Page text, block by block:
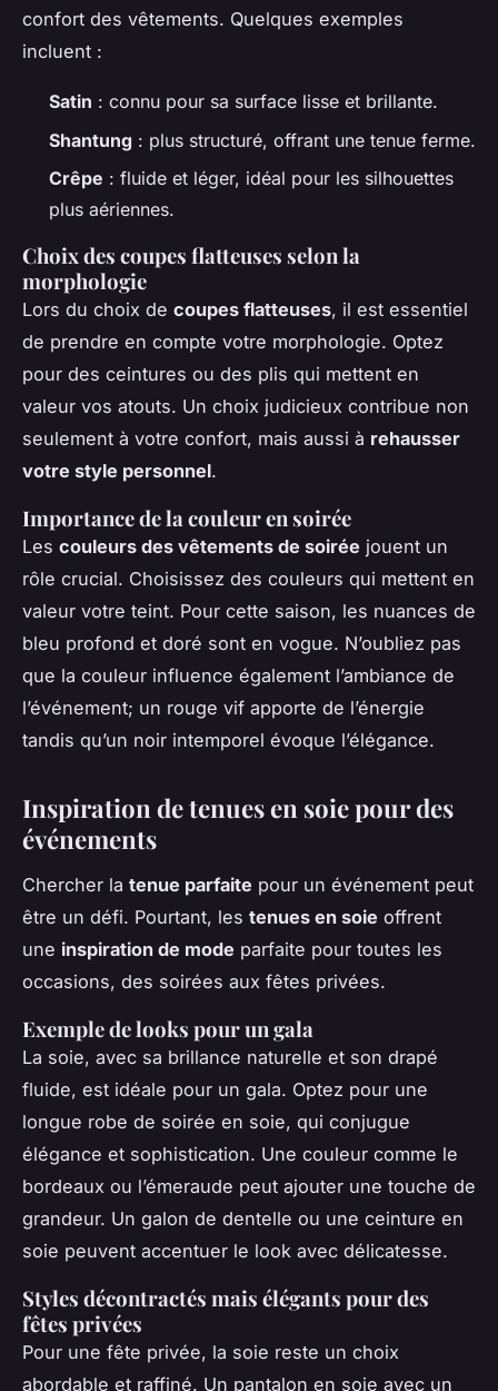
confort des vêtements. Quelques exemples
incluent :
Satin : connu pour sa surface lisse et brillante.
Shantung : plus structuré, offrant une tenue ferme.
Crêpe : fluide et léger, idéal pour les silhouettes
plus aériennes.
Choix des coupes flatteuses selon la
morphologie
Lors du choix de coupes flatteuses, il est essentiel
de prendre en compte votre morphologie. Optez
pour des ceintures ou des plis qui mettent en
valeur vos atouts. Un choix judicieux contribue non
seulement à votre confort, mais aussi à rehausser
votre style personnel.
Importance de la couleur en soirée
Les couleurs des vêtements de soirée jouent un
rôle crucial. Choisissez des couleurs qui mettent en
valeur votre teint. Pour cette saison, les nuances de
bleu profond et doré sont en vogue. N’oubliez pas
que la couleur influence également l’ambiance de
l’événement; un rouge vif apporte de l’énergie
tandis qu’un noir intemporel évoque l’élégance.
Inspiration de tenues en soie pour des
événements
Chercher la tenue parfaite pour un événement peut
être un défi. Pourtant, les tenues en soie offrent
une inspiration de mode parfaite pour toutes les
occasions, des soirées aux fêtes privées.
Exemple de looks pour un gala
La soie, avec sa brillance naturelle et son drapé
fluide, est idéale pour un gala. Optez pour une
longue robe de soirée en soie, qui conjugue
élégance et sophistication. Une couleur comme le
bordeaux ou l’émeraude peut ajouter une touche de
grandeur. Un galon de dentelle ou une ceinture en
soie peuvent accentuer le look avec délicatesse.
Styles décontractés mais élégants pour des
fêtes privées
Pour une fête privée, la soie reste un choix
abordable et raffiné. Un pantalon en soie avec un